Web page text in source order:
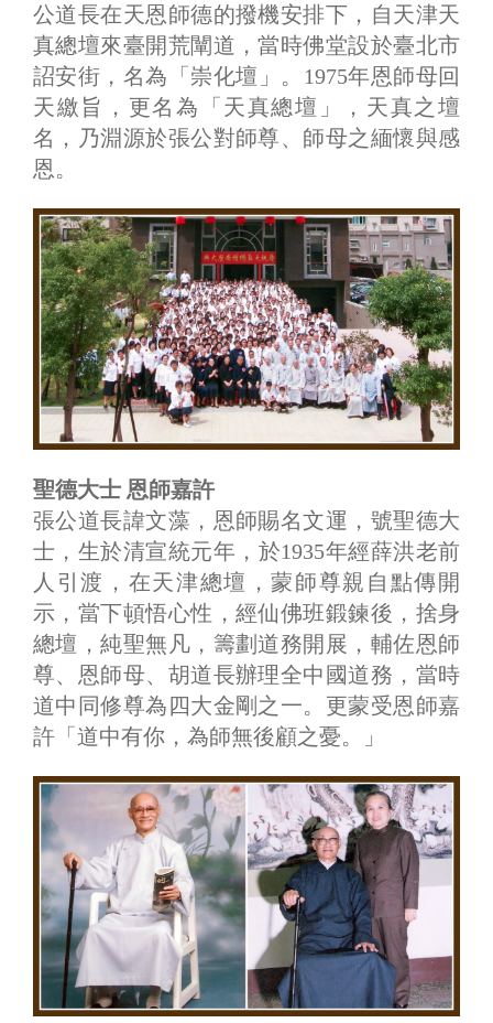
公道長在天恩師德的撥機安排下，自天津天
真總壇來臺開荒闡道，當時佛堂設於臺北市
詔安街，名為「崇化壇」。1975年恩師母回
天繳旨，更名為「天真總壇」，天真之壇
名，乃淵源於張公對師尊、師母之緬懷與感
恩。
聖德大士 恩師嘉許
張公道長諱文藻，恩師賜名文運，號聖德大
士，生於清宣統元年，於1935年經薛洪老前
人引渡，在天津總壇，蒙師尊親自點傳開
示，當下頓悟心性，經仙佛班鍛鍊後，捨身
總壇，純聖無凡，籌劃道務開展，輔佐恩師
尊、恩師母、胡道長辦理全中國道務，當時
道中同修尊為四大金剛之一。更蒙受恩師嘉
許「道中有你，為師無後顧之憂。」